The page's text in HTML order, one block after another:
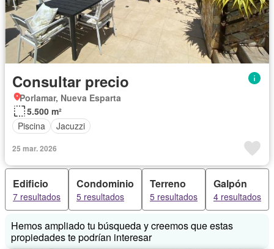
Consultar precio
Porlamar, Nueva Esparta
5.500 m²
Piscina
Jacuzzi
25 mar. 2026
Edificio
7 resultados
Condominio
5 resultados
Terreno
5 resultados
Galpón
4 resultados
Hemos ampliado tu búsqueda y creemos que estas
propiedades te podrían interesar